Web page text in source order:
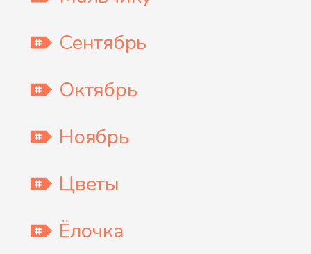
Сентябрь
Октябрь
Ноябрь
Цветы
Ёлочка